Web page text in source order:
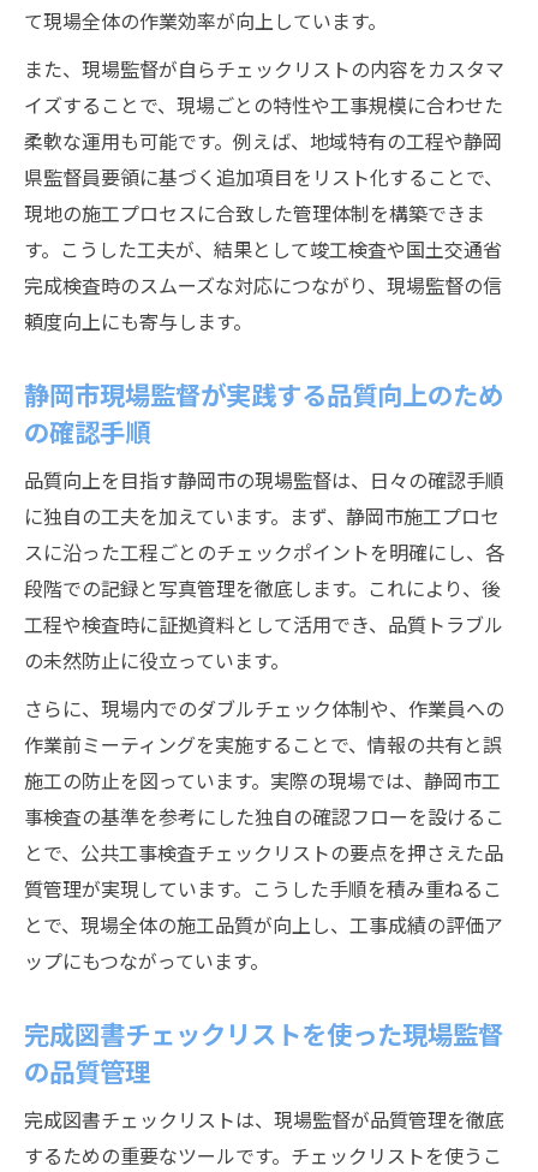
て現場全体の作業効率が向上しています。
また、現場監督が自らチェックリストの内容をカスタマ
イズすることで、現場ごとの特性や工事規模に合わせた
柔軟な運用も可能です。例えば、地域特有の工程や静岡
県監督員要領に基づく追加項目をリスト化することで、
現地の施工プロセスに合致した管理体制を構築できま
す。こうした工夫が、結果として竣工検査や国土交通省
完成検査時のスムーズな対応につながり、現場監督の信
頼度向上にも寄与します。
静岡市現場監督が実践する品質向上のため
の確認手順
品質向上を目指す静岡市の現場監督は、日々の確認手順
に独自の工夫を加えています。まず、静岡市施工プロセ
スに沿った工程ごとのチェックポイントを明確にし、各
段階での記録と写真管理を徹底します。これにより、後
工程や検査時に証拠資料として活用でき、品質トラブル
の未然防止に役立っています。
さらに、現場内でのダブルチェック体制や、作業員への
作業前ミーティングを実施することで、情報の共有と誤
施工の防止を図っています。実際の現場では、静岡市工
事検査の基準を参考にした独自の確認フローを設けるこ
とで、公共工事検査チェックリストの要点を押さえた品
質管理が実現しています。こうした手順を積み重ねるこ
とで、現場全体の施工品質が向上し、工事成績の評価ア
ップにもつながっています。
完成図書チェックリストを使った現場監督
の品質管理
完成図書チェックリストは、現場監督が品質管理を徹底
するための重要なツールです。チェックリストを使うこ